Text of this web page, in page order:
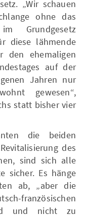
„Wir schauen
ohne das
Grundgesetz
diese lähmende
den ehemaligen
auf der
Jahren nur
gewesen“,
statt bisher vier
die beiden
des
sind sich alle
sicher. Es hänge
ab, „aber die
französischen
und nicht zu